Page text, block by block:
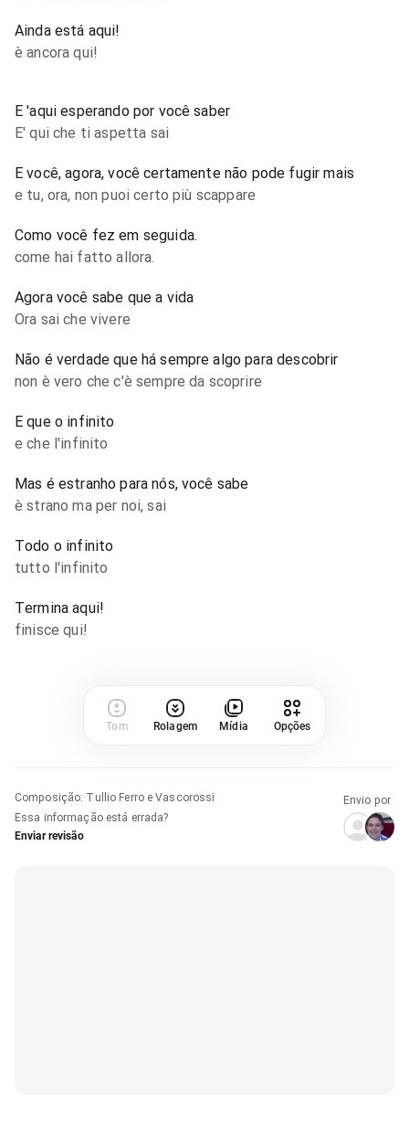
Ainda está aqui!
è ancora qui!
E 'aqui esperando por você saber
E' qui che ti aspetta sai
E você, agora, você certamente não pode fugir mais
e tu, ora, non puoi certo più scappare
Como você fez em seguida.
come hai fatto allora.
Agora você sabe que a vida
Ora sai che vivere
Não é verdade que há sempre algo para descobrir
non è vero che c'è sempre da scoprire
E que o infinito
e che l'infinito
Mas é estranho para nós, você sabe
è strano ma per noi, sai
Todo o infinito
tutto l'infinito
Termina aqui!
finisce qui!
Tom Rolagem Mídia Opções
Composição: Tullio Ferro e Vascorossi
Essa informação está errada?
Enviar revisão
Envio por